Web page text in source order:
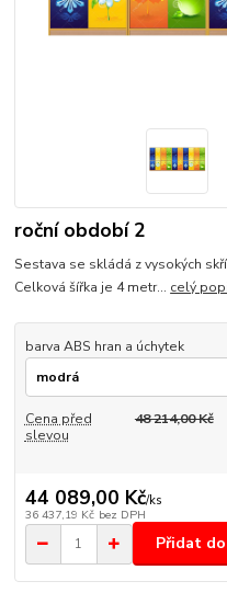
roční období 2
Sestava se skládá z vysokých
Celková šířka je 4 metr... celý
barva ABS hran a úchytek
Cena před
slevou
48 214,00 Kč
44 089,00 Kč/ks
36 437,19 Kč bez DPH
Přidat